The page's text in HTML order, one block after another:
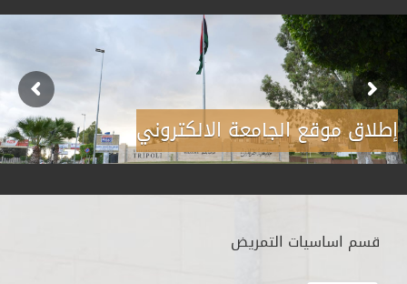
إطلاق موقع الجامعة الالكتروني
قسم اساسيات التمريض